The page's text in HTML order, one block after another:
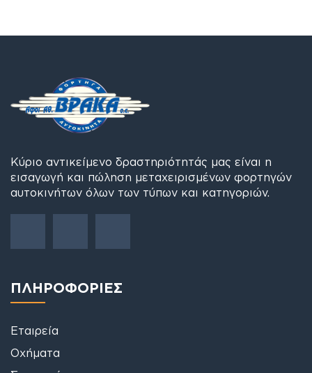
Κύριο αντικείμενο δραστηριότητάς μας είναι η
εισαγωγή και πώληση μεταχειρισμένων φορτηγών
αυτοκινήτων όλων των τύπων και κατηγοριών.
ΠΛΗΡΟΦΟΡΙΕΣ
Εταιρεία
Οχήματα